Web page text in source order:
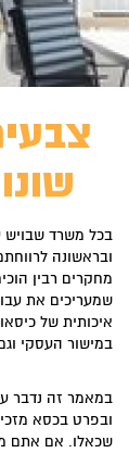
בכל משרד שבויש
ובראשונה
מחקרים רבין
שמעריכים את
איכותית של
במישור העסקי
במאמר זה נדבר
ובפרט בכסא
שכאלו. אם אתם